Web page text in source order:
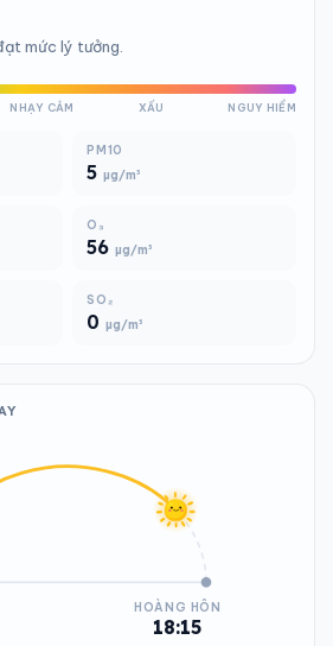
mức lý tưởng.
NHẠY CẢM XẤU NGUY HIỂM
PM10
5 µg/m³
O₃
56 µg/m³
SO₂
0 µg/m³
HOÀNG HÔN
18:15